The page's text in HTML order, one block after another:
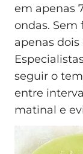
em apenas
ondas.
apenas
seguir o
entre
matinal e